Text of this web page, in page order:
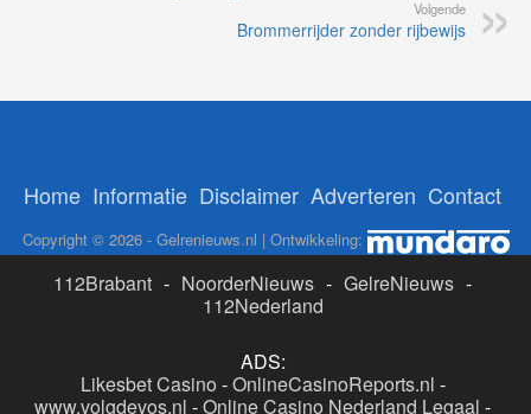
Volgende
Brommerrijder zonder rijbewijs
Home Informatie Disclaimer Adverteren Contact
Copyright © 2026 - Gelrenieuws.nl | Ontwikkeling:
112Brabant - NoorderNieuws - GelreNieuws -
112Nederland
ADS:
Likesbet Casino -OnlineCasinoReports.nl -
www.volgdevos.nl -Online Casino Nederland Legaal -